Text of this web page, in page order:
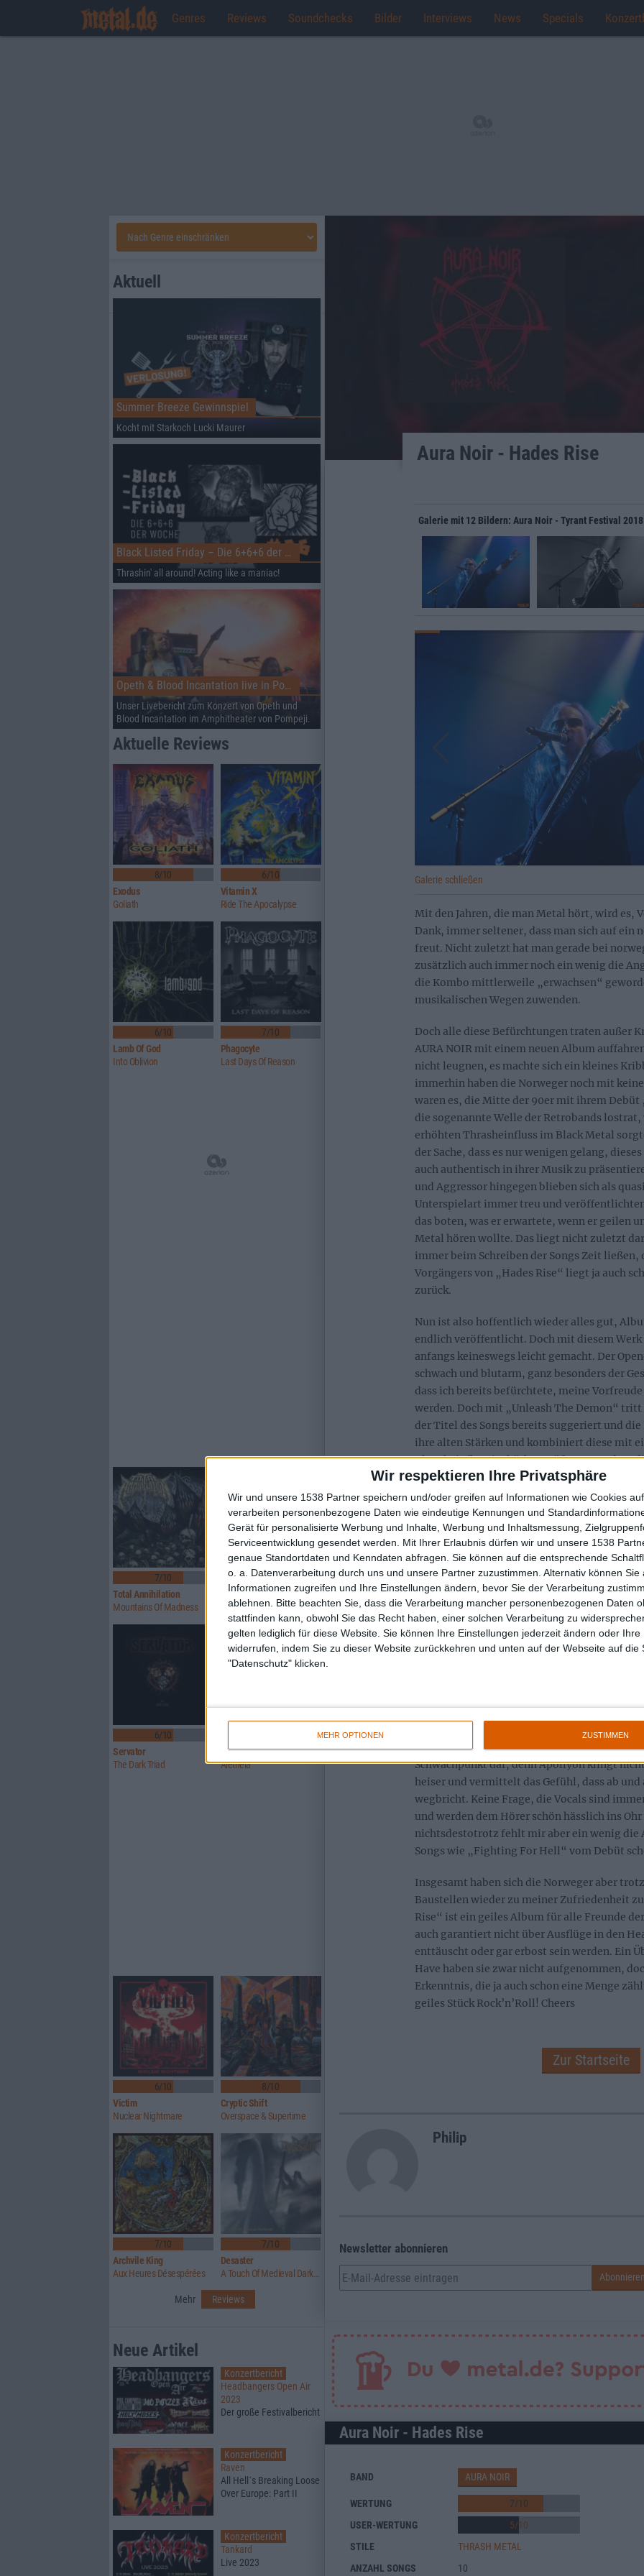
Wir respektieren Ihre Privatsphäre
Wir und unsere 1538 Partner speichern und/oder greifen auf Informationen wie Cookies
verarbeiten personenbezogene Daten wie eindeutige Kennungen und
Gerät für personalisierte Werbung und Inhalte, Werbung und Inhaltsmessung,
Serviceentwicklung gesendet werden.
Mit Ihrer Erlaubnis dürfen wir und unsere 1538
genaue Standortdaten und Kenndaten abfragen. Sie können auf die entsprechende
o. a. Datenverarbeitung durch uns und unsere Partner zuzustimmen. Alternativ können Sie
Informationen zugreifen und Ihre Einstellungen ändern, bevor Sie der Verarbeitung
ablehnen.
Bitte beachten Sie, dass die Verarbeitung mancher personenbezogenen Daten
stattfinden kann, obwohl Sie das Recht haben, einer solchen Verarbeitung zu
gelten lediglich für diese Website. Sie können Ihre Einstellungen jederzeit ändern oder Ihre
widerrufen, indem Sie zu dieser Website zurückkehren und unten auf der Webseite auf die
"Datenschutz" klicken.
MEHR OPTIONEN ZUSTIMMEN
Genres Reviews Soundchecks Bilder Interviews News Specials
Aura Noir - Hades Rise
Galerie mit 12 Bildern: Aura Noir - Tyrant Festival 2018
Galerie schließen
Mit den Jahren, die man Metal hört, wird es,
Dank, immer seltener, dass man sich auf ein
freut. Nicht zuletzt hat man gerade bei
zusätzlich auch immer noch ein wenig die
die Kombo mittlerweile „erwachsen“
musikalischen Wegen zuwenden.
Doch alle diese Befürchtungen traten außer
AURA NOIR mit einem neuen Album
nicht leugnen, es machte sich ein kleines
immerhin haben die Norweger noch mit
waren es, die Mitte der 90er mit ihrem Debüt
die sogenannte Welle der Retrobands
erhöhten Thrasheinfluss im Black Metal
der Sache, dass es nur wenigen gelang,
auch authentisch in ihrer Musik zu
und Aggressor hingegen blieben sich als
Unterspielart immer treu und
das boten, was er erwartete, wenn er geilen
Metal hören wollte. Das liegt nicht zuletzt
immer beim Schreiben der Songs Zeit
Vorgängers von „Hades Rise“ liegt ja auch
zurück.
Nun ist also hoffentlich wieder alles gut,
endlich veröffentlicht. Doch mit diesem Werk
anfangs keineswegs leicht gemacht. Der
schwach und blutarm, ganz besonders der
dass ich bereits befürchtete, meine
werden. Doch mit „Unleash The Demon“ tritt
der Titel des Songs bereits suggeriert und
ihre alten Stärken und kombiniert diese mit
Thrasheinfluss ist hörbar größer geworden,
klingenden Leads hingegen verraten, dass die
oder andere Rockscheibe genossen haben.
Dieser Einfluss ist dann auch bei fast allen
Albums zu hören. Die Band fühlt sich oft im
klingen beinahe entspannt und verleihen dem
Portion Rock’n’Roll-Feeling. „Schitzoid
ganz klar von MOTÖRHEAD inspiriert, vom
die treibenden Drums bis zum heiseren
der deutschen Thrasher DESTRUCTION sind
Mask“ zu vernehmen. Sieht man insgesamt
Bleiben wir gleich kurz beim Gesang. Dieser
Schwachpunkt dar, denn Apollyon klingt
heiser und vermittelt das Gefühl, dass ab
wegbricht. Keine Frage, die Vocals sind
und werden dem Hörer schön hässlich ins
nichtsdestotrotz fehlt mir aber ein wenig die
Songs wie „Fighting For Hell“ vom Debüt
Insgesamt haben sich die Norweger aber
Baustellen wieder zu meiner Zufriedenheit
Rise“ ist ein geiles Album für alle Freunde
auch garantiert nicht über Ausflüge in den
enttäuscht oder gar erbost sein werden. Ein
Have haben sie zwar nicht aufgenommen,
Erkenntnis, die ja auch schon eine Menge
geiles Stück Rock’n’Roll! Cheers
Zur Startseite
Philip
Newsletter abonnieren
Aura Noir - Hades Rise
BAND AURA NOIR
WERTUNG 7/10
USER-WERTUNG
5/10
STILE
THRASH METAL
ANZAHL SONGS
10
Aktuell
Summer Breeze Gewinnspiel
Kocht mit Starkoch Lucki Maurer
Black Listed Friday – Die 6+6+6 der Woche
Thrashin' all around! Acting like a maniac!
Opeth & Blood Incantation live in Pompeji
Unser Livebericht zum Konzert von Opeth und
Blood Incantation im Amphitheater von Pompeji.
Aktuelle Reviews
8/10
Exodus
Goliath
6/10
Vitamin X
Ride The Apocalypse
6/10
Lamb Of God
Into Oblivion
7/10
Phagocyte
Last Days Of Reason
7/10
Total Annihilation
Mountains Of Madness
8/10
Transilvania
Magia Posthuma
6/10
Servator
The Dark Triad
Wildhunt
Aletheia
6/10
Victim
Nuclear Nightmare
8/10
Cryptic Shift
Overspace & Supertime
7/10
Archvile King
Aux Heures Désespérées
7/10
Desaster
A Touch Of Medieval Darkness
Mehr Reviews
Neue Artikel
Konzertbericht
Headbangers Open Air
2023
Der große Festivalbericht
Konzertbericht
Raven
All Hell´s Breaking Loose
Over Europe: Part II
Konzertbericht
Tankard
Live 2023